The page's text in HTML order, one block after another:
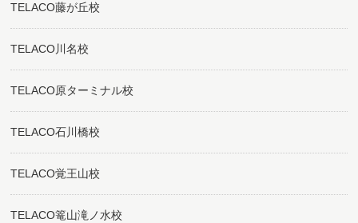
TELACO藤が丘校
TELACO川名校
TELACO原ターミナル校
TELACO石川橋校
TELACO覚王山校
TELACO篭山滝ノ水校